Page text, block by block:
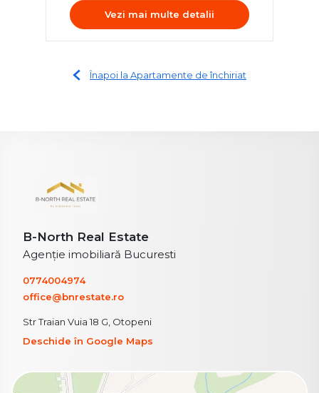
Vezi mai multe detalii
Înapoi la Apartamente de închiriat
B-North Real Estate
Agenție imobiliară Bucuresti
0774004974
office@bnrestate.ro
Str Traian Vuia 18 G, Otopeni
Deschide în Google Maps